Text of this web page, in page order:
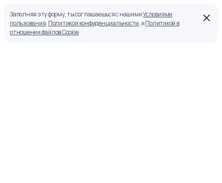
Заполняя эту форму, ты соглашаешься с нашимиУсловиями
пользования, Политикой конфиденциальности, иПолитикой в
отношении файлов Cookie.